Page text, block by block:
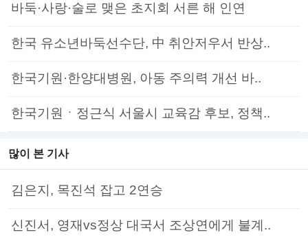
바둑·사랑·술로 맺은 초지회 서른 해 인연
한국 유소년바둑선수단, 中 취안저우서 반상..
한국기원·한양대병원, 아동 주의력 개선 바..
한국기원ㆍ정근식 서울시 교육감 후보, 정책..
많이 본 기사
김은지, 목진석 잡고 2연승
신진서, 영재vs정상 대국서 조상연에게 불계..